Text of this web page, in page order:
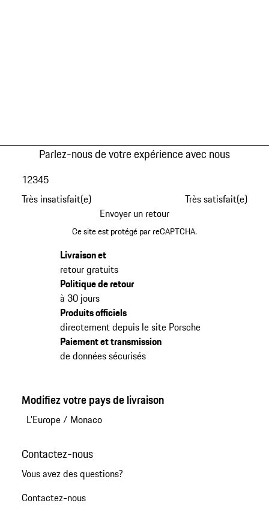
Parlez-nous de votre expérience avec nous
Très insatisfait(e)
12345
Très satisfait(e)
Envoyer un retour
Ce site est protégé par reCAPTCHA.
Livraison et
retour gratuits
Politique de retour
à 30 jours
Produits officiels
directement depuis le site Porsche
Paiement et transmission
de données sécurisés
Modifiez votre pays de livraison
L'Europe/ Monaco
Contactez-nous
Vous avez des questions?
Contactez-nous